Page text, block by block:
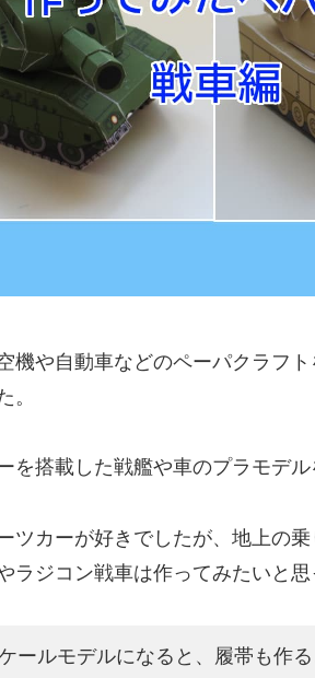
機や自動車などのペーパクラフ
。
を搭載した戦艦や車のプラモデル
ツカーが好きでしたが、地上の
ラジコン戦車は作ってみたいと思
ールモデルになると、履帯も作